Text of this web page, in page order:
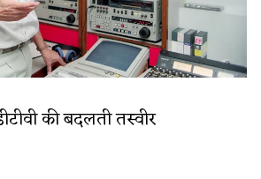
की बदलती तस्वीर